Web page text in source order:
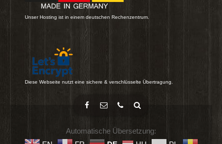
Unser Hosting ist in einem deutschen Rechenzentrum.
Diese Webseite nutzt eine sichere & verschlüsselte Übertragung.
Automatische Übersetzung: